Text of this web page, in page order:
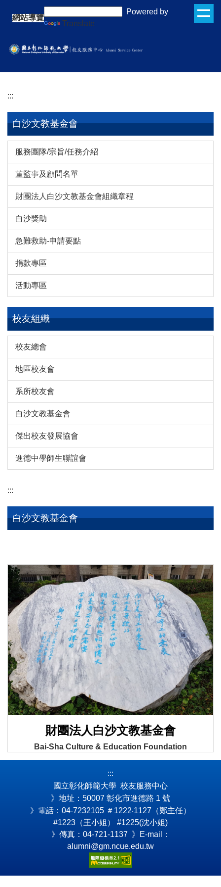
要
內
網站導覽
Powered by
Translate
:::
白沙文教基金會
服務團隊/宗旨/任務介紹
董監事及顧問名單
財團法人白沙文教基金會組織章程
白沙獎助
急難救助-申請要點
捐款專區
活動專區
校友組織
校友總會
地區校友會
系所校友會
白沙文教基金會
傑出校友發展協會
進德中學師生聯誼會
:::
白沙文教基金會
財團法人白沙文教基金會
Bai-Sha Culture & Education Foundation
:::
國立彰化師範大學 校友服務中心
》地址：50007 彰化市進德路 1 號
》電話：04-7232105 ＃1222‧1127（鄭主任）
#1223（王小姐） #1225(沈小姐)
》傳真：04-721-1137 》E-mail：
alumni@gm.ncue.edu.tw